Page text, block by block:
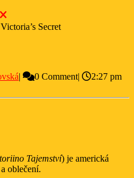
CLOSE
BUTTON
Secret
Tereza
| 0 Comment| 2:27 pm
Tajemství) je americká
oblečení.